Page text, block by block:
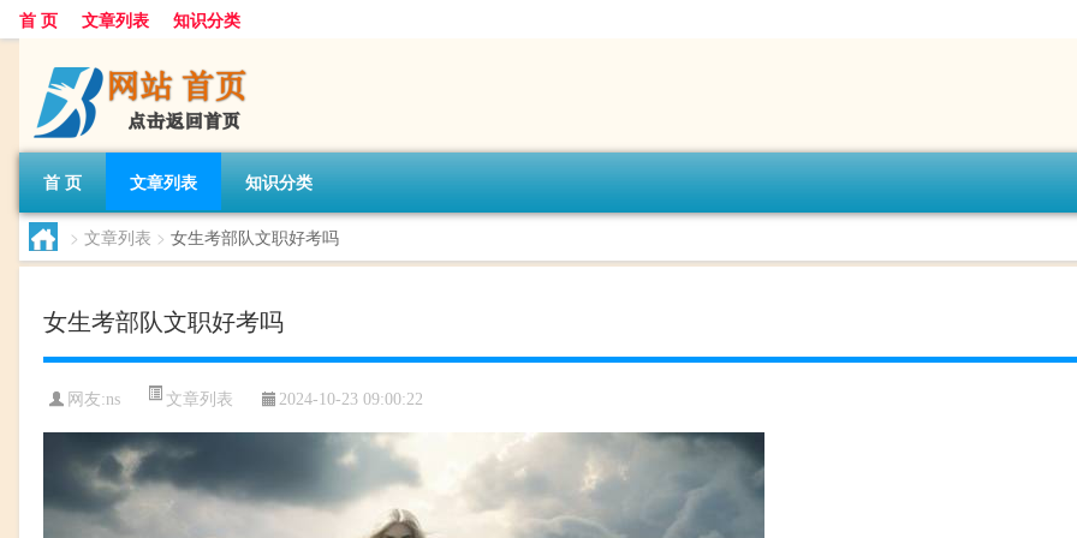
首 页 文章列表 知识分类
首 页 文章列表 知识分类
> 文章列表 > 女生考部队文职好考吗
女生考部队文职好考吗
网友:ns 文章列表 2024-10-23 09:00:22